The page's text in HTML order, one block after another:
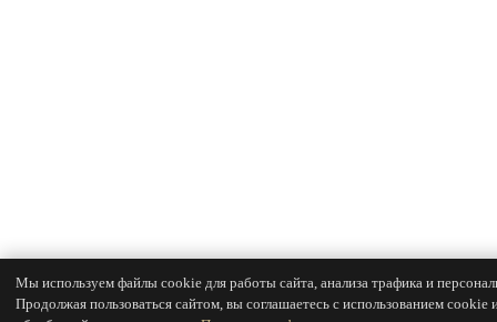
Мы используем файлы cookie для работы сайта, анализа трафика и
Продолжая пользоваться сайтом, вы соглашаетесь с использованием cookie